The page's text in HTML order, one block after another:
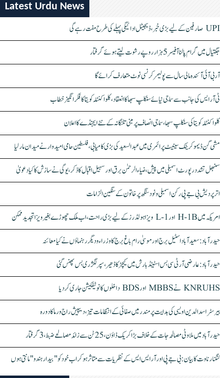
Latest Urdu News
UPI صارفین کے لیے بڑی خبر، ڈیجیٹل ادائیگی پہلے کی طرح مفت رہے گی
جگتیال میں گرام پالنا آفیسر 5 ہزار روپے رشوت لیتے ہوئے گرفتار
آر بی آئی آئندہ مالی سال سے پولیمر کرنسی نوٹ متعارف کرائے گا
ٹی آر ایس کی جانب سے سماجی نیائے سنکلپ سبھا کا انعقاد، کلواکنٹلہ کویتا کا فکر انگیز خطاب
کلواکنٹلہ کویتا کی سنکلپ سبھا، سماجی انصاف پر مبنی تلنگانہ کے نئے ایجنڈے کا اعلان
مشی گن ڈیموکریٹک سینیٹ پرائمری میں عبدالسعید کی بڑی کامیابی، فلسطین حامی امیدوار نے میدان مار لیا
سنبھل تشدد رپورٹ اسمبلی میں پیش، ضیاء الرحمٰن برق اور سہیل اقبال کا ذکر، یوگی نے سازش کا کیا دعویٰ
اتر پردیش بی جے پی رکن اسمبلی ونود سنگھ پر خاتون کے سنگین الزامات
امریکہ میں H-1B اور L-1 ویزا ہولڈرز کے لیے بڑی راحت، اب ملک چھوڑے بغیر ویزا تجدید ممکن
حیدرآباد: سعیدآباد اسٹیل برج اور موسیٰ رام باغ برج کا وزراء و دیگر رہنماؤں نے کیا معائنہ
حیدرآباد: عارضی آر ٹی سی بس اسٹینڈ بارش میں کیچڑ کا ڈھیر، سپر لگژری بس پھنس گئی
KNRUHS نے MBBS اور BDS داخلوں کا نوٹیفکیشن جاری کر دیا
بیرسٹر اسدالدین اویسی کی ہدایت پر مندر میں صفائی کے انتظامات تیز، دیپیش راج ورما کا دورہ
حیدرآباد میں ملاوٹی مصالحہ جات کے خلاف بڑا کریک ڈاؤن، 25 ٹن سے زائد مصالحے ضبط، 3 گرفتار
کنگنا رناوت کا بیان: بی جے پی اور آر ایس ایس کے نظریات سے متاثر ہو کر اب خود کو "بیدار ہندو" مانتی ہوں